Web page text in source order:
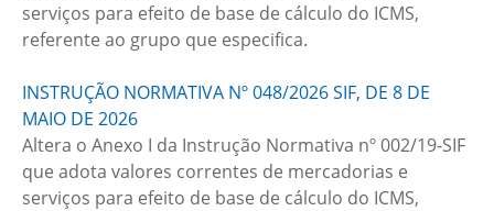
serviços para efeito de base de cálculo do ICMS,
referente ao grupo que especifica.
INSTRUÇÃO NORMATIVA Nº 048/2026 SIF, DE 8 DE
MAIO DE 2026
Altera o Anexo I da Instrução Normativa nº 002/19-SIF
que adota valores correntes de mercadorias e
serviços para efeito de base de cálculo do ICMS,